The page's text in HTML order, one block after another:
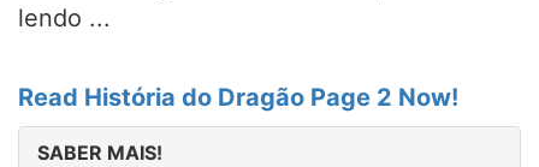
lendo ...
Read História do Dragão Page 2 Now!
SABER MAIS!